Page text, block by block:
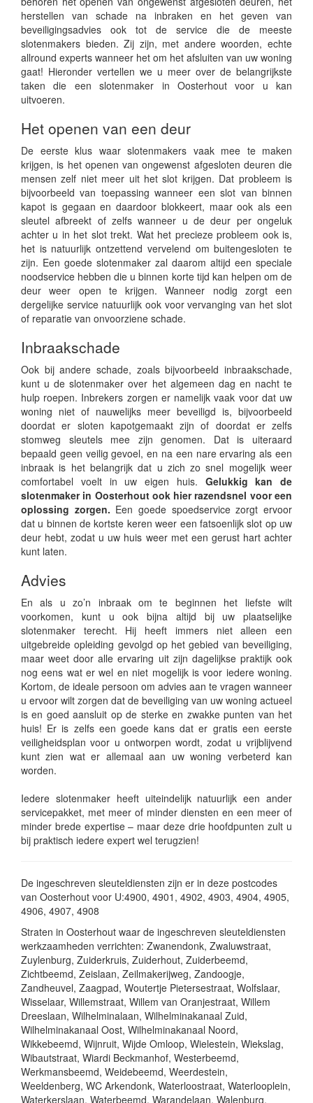
herstellen van schade na inbraken en het geven van
beveiligingsadvies ook tot de service die de meeste
slotenmakers bieden. Zij zijn, met andere woorden, echte
allround experts wanneer het om het afsluiten van uw woning
gaat! Hieronder vertellen we u meer over de belangrijkste
taken die een slotenmaker in Oosterhout voor u kan
uitvoeren.
Het openen van een deur
De eerste klus waar slotenmakers vaak mee te maken
krijgen, is het openen van ongewenst afgesloten deuren die
mensen zelf niet meer uit het slot krijgen. Dat probleem is
bijvoorbeeld van toepassing wanneer een slot van binnen
kapot is gegaan en daardoor blokkeert, maar ook als een
sleutel afbreekt of zelfs wanneer u de deur per ongeluk
achter u in het slot trekt. Wat het precieze probleem ook is,
het is natuurlijk ontzettend vervelend om buitengesloten te
zijn. Een goede slotenmaker zal daarom altijd een speciale
noodservice hebben die u binnen korte tijd kan helpen om de
deur weer open te krijgen. Wanneer nodig zorgt een
dergelijke service natuurlijk ook voor vervanging van het slot
of reparatie van onvoorziene schade.
Inbraakschade
Ook bij andere schade, zoals bijvoorbeeld inbraakschade,
kunt u de slotenmaker over het algemeen dag en nacht te
hulp roepen. Inbrekers zorgen er namelijk vaak voor dat uw
woning niet of nauwelijks meer beveiligd is, bijvoorbeeld
doordat er sloten kapotgemaakt zijn of doordat er zelfs
stomweg sleutels mee zijn genomen. Dat is uiteraard
bepaald geen veilig gevoel, en na een nare ervaring als een
inbraak is het belangrijk dat u zich zo snel mogelijk weer
comfortabel voelt in uw eigen huis. Gelukkig kan de
slotenmaker in Oosterhout ook hier razendsnel voor een
oplossing zorgen. Een goede spoedservice zorgt ervoor
dat u binnen de kortste keren weer een fatsoenlijk slot op uw
deur hebt, zodat u uw huis weer met een gerust hart achter
kunt laten.
Advies
En als u zo’n inbraak om te beginnen het liefste wilt
voorkomen, kunt u ook bijna altijd bij uw plaatselijke
slotenmaker terecht. Hij heeft immers niet alleen een
uitgebreide opleiding gevolgd op het gebied van beveiliging,
maar weet door alle ervaring uit zijn dagelijkse praktijk ook
nog eens wat er wel en niet mogelijk is voor iedere woning.
Kortom, de ideale persoon om advies aan te vragen wanneer
u ervoor wilt zorgen dat de beveiliging van uw woning actueel
is en goed aansluit op de sterke en zwakke punten van het
huis! Er is zelfs een goede kans dat er gratis een eerste
veiligheidsplan voor u ontworpen wordt, zodat u vrijblijvend
kunt zien wat er allemaal aan uw woning verbeterd kan
worden.
Iedere slotenmaker heeft uiteindelijk natuurlijk een ander
servicepakket, met meer of minder diensten en een meer of
minder brede expertise – maar deze drie hoofdpunten zult u
bij praktisch iedere expert wel terugzien!
De ingeschreven sleuteldiensten zijn er in deze postcodes
van Oosterhout voor U:4900, 4901, 4902, 4903, 4904, 4905,
4906, 4907, 4908
Straten in Oosterhout waar de ingeschreven sleuteldiensten
werkzaamheden verrichten: Zwanendonk, Zwaluwstraat,
Zuylenburg, Zuiderkruis, Zuiderhout, Zuiderbeemd,
Zichtbeemd, Zeislaan, Zeilmakerijweg, Zandoogje,
Zandheuvel, Zaagpad, Woutertje Pietersestraat, Wolfslaar,
Wisselaar, Willemstraat, Willem van Oranjestraat, Willem
Dreeslaan, Wilhelminalaan, Wilhelminakanaal Zuid,
Wilhelminakanaal Oost, Wilhelminakanaal Noord,
Wikkebeemd, Wijnruit, Wijde Omloop, Wielestein, Wiekslag,
Wibautstraat, Wiardi Beckmanhof, Westerbeemd,
Werkmansbeemd, Weidebeemd, Weerdestein,
Weeldenberg, WC Arkendonk, Waterloostraat, Waterlooplein,
Waterkerslaan, Waterbeemd, Warandelaan, Walenburg,